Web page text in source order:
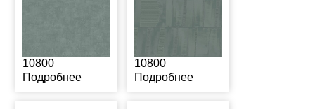
10800
Подробнее
10800
Подробнее